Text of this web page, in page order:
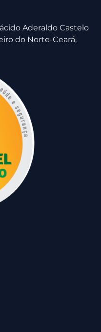
Aderaldo Castelo
do Norte-Ceará,